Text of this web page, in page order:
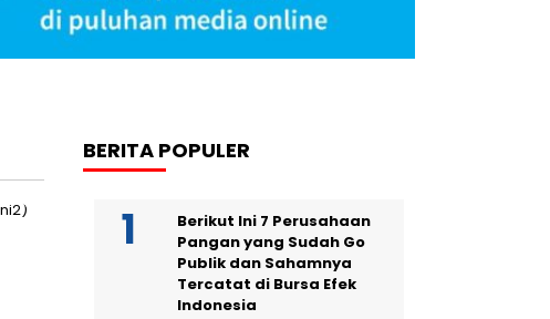
BERITA POPULER
Berikut Ini 7 Perusahaan
Pangan yang Sudah Go
Publik dan Sahamnya
Tercatat di Bursa Efek
Indonesia